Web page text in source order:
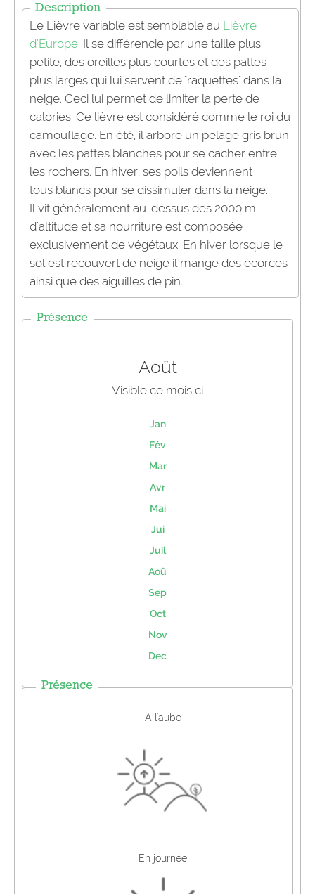
Description
Le Lièvre variable est semblable au Lièvre
d'Europe. Il se différencie par une taille plus
petite, des oreilles plus courtes et des pattes
plus larges qui lui servent de "raquettes" dans la
neige. Ceci lui permet de limiter la perte de
calories. Ce lièvre est considéré comme le roi du
camouflage. En été, il arbore un pelage gris brun
avec les pattes blanches pour se cacher entre
les rochers. En hiver, ses poils deviennent
tous blancs pour se dissimuler dans la neige.
Il vit généralement au-dessus des 2000 m
d'altitude et sa nourriture est composée
exclusivement de végétaux. En hiver lorsque le
sol est recouvert de neige il mange des écorces
ainsi que des aiguilles de pin.
Présence
Août
Visible ce mois ci
Jan
Fév
Mar
Avr
Mai
Jui
Juil
Aoû
Sep
Oct
Nov
Dec
Présence
A l'aube
En journée